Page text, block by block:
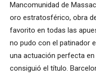
Mancomunidad de
oro estratosférico, obra
favorito en todas las
no pudo con el patinador
una actuación perfecta
consiguió el título.